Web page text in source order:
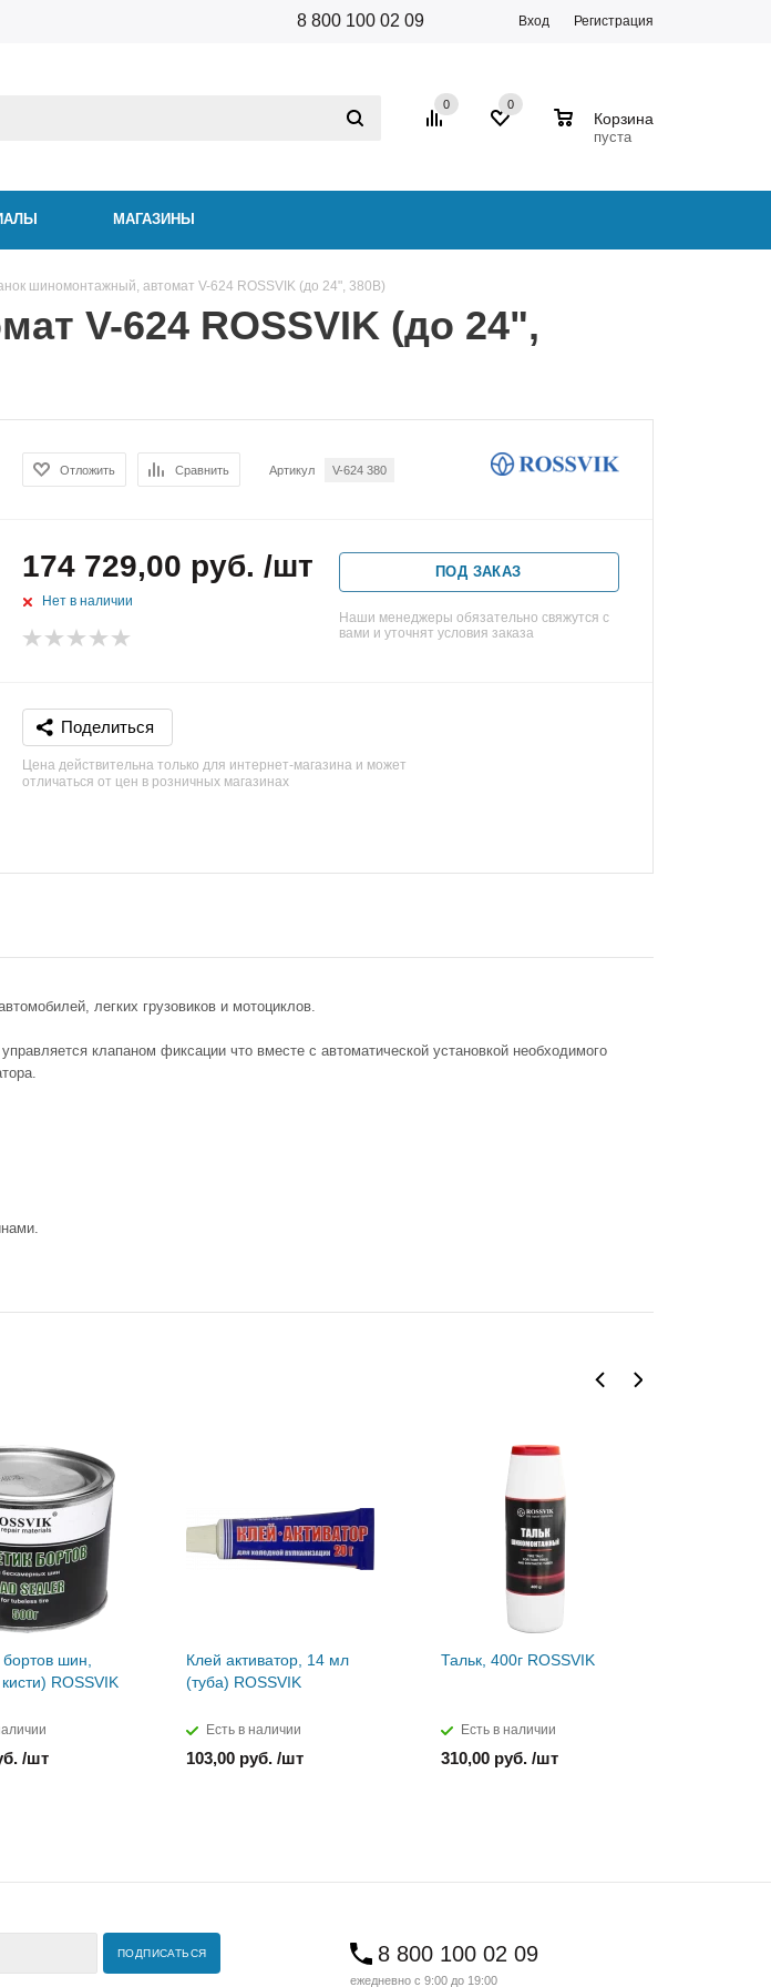
8 800 100 02 09 Вход Регистрация
0 0
Корзина
пуста
МАГАЗИНЫ
шиномонтажный, автомат V-624 ROSSVIK (до 24", 380В)
V-624 ROSSVIK (до 24",
Отложить Сравнить Артикул V-624 380
174 729,00 руб. /шт
Нет в наличии
ПОД ЗАКАЗ
Наши менеджеры обязательно свяжутся с
вами и уточнят условия заказа
Поделиться
Цена действительна только для интернет-магазина и может
отличаться от цен в розничных магазинах
легких грузовиков и мотоциклов.
клапаном фиксации что вместе с автоматической установкой необходимого
шин,
ROSSVIK
/шт
Клей активатор, 14 мл
(туба) ROSSVIK
Есть в наличии
103,00 руб. /шт
Тальк, 400г ROSSVIK
Есть в наличии
310,00 руб. /шт
8 800 100 02 09
ежедневно с 9:00 до 19:00